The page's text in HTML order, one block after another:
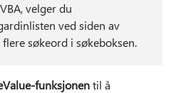
velger du
ved siden av
søkeord i søkeboksen.
funksjonentil å